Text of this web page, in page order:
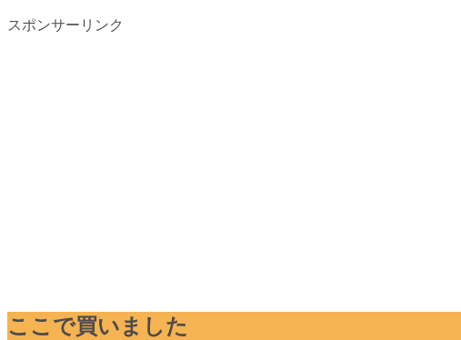
スポンサーリンク
ここで買いました